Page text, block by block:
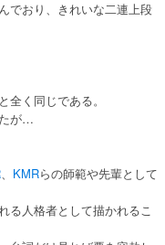
でおり、きれいな二連上段
と全く同じである。
が…
、 KMRらの師範や先輩として
る人格者として描かれるこ